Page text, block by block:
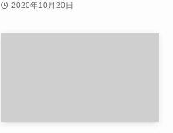
2020年10月20日